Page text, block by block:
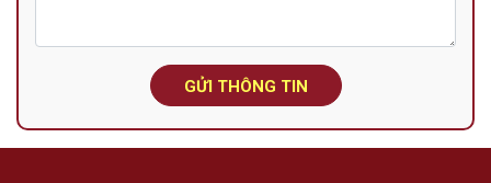
GỬI THÔNG TIN